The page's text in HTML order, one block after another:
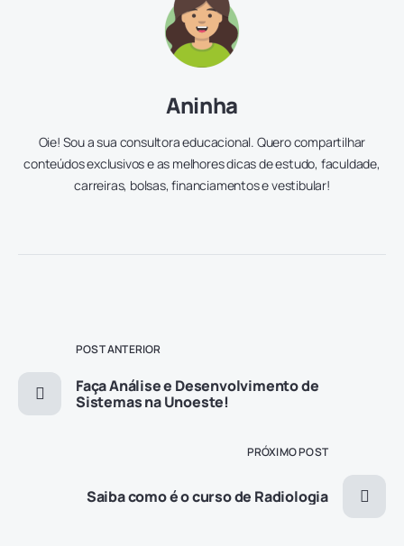
Aninha
Oie! Sou a sua consultora educacional. Quero compartilhar
conteúdos exclusivos e as melhores dicas de estudo, faculdade,
carreiras, bolsas, financiamentos e vestibular!
POST ANTERIOR
Faça Análise e Desenvolvimento de
Sistemas na Unoeste!
PRÓXIMO POST
Saiba como é o curso de Radiologia